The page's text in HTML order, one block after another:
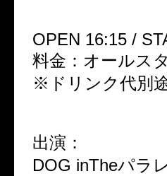
OPEN 16:15 /
料金：オールス
※ドリンク代別
出演：
DOG inTheパラ